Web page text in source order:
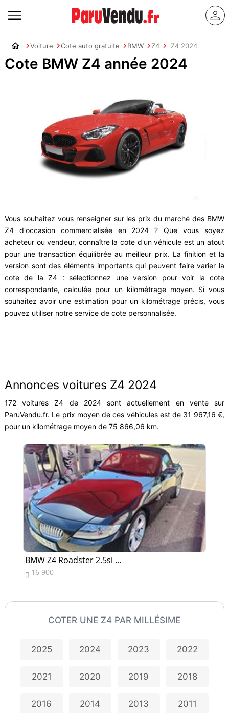
Voiture Cote auto gratuite BMW Z4 Z4 2024
Cote BMW Z4 année 2024
Vous souhaitez vous renseigner sur les prix du marché des BMW
Z4 d'occasion commercialisée en 2024 ? Que vous soyez
acheteur ou vendeur, connaître la cote d'un véhicule est un atout
pour une transaction équilibrée au meilleur prix. La finition et la
version sont des éléments importants qui peuvent faire varier la
cote de la Z4 : sélectionnez une version pour voir la cote
correspondante, calculée pour un kilométrage moyen. Si vous
souhaitez avoir une estimation pour un kilométrage précis, vous
pouvez utiliser notre service de cote personnalisée.
Annonces voitures Z4 2024
172 voitures Z4 de 2024 sont actuellement en vente sur
ParuVendu.fr. Le prix moyen de ces véhicules est de 31 967,16 €,
pour un kilométrage moyen de 75 866,06 km.
BMW Z4 Roadster 2.5si ...
 16 900
COTER UNE Z4 PAR MILLÉSIME
2025 2024 2023 2022
2021 2020 2019 2018
2016 2014 2013 2011